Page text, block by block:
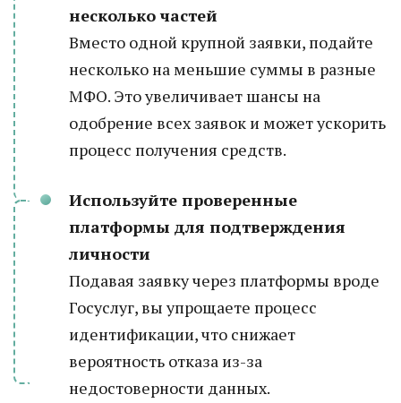
несколько частей
Вместо одной крупной заявки, подайте
несколько на меньшие суммы в разные
МФО. Это увеличивает шансы на
одобрение всех заявок и может ускорить
процесс получения средств.
Используйте проверенные
платформы для подтверждения
личности
Подавая заявку через платформы вроде
Госуслуг, вы упрощаете процесс
идентификации, что снижает
вероятность отказа из-за
недостоверности данных.